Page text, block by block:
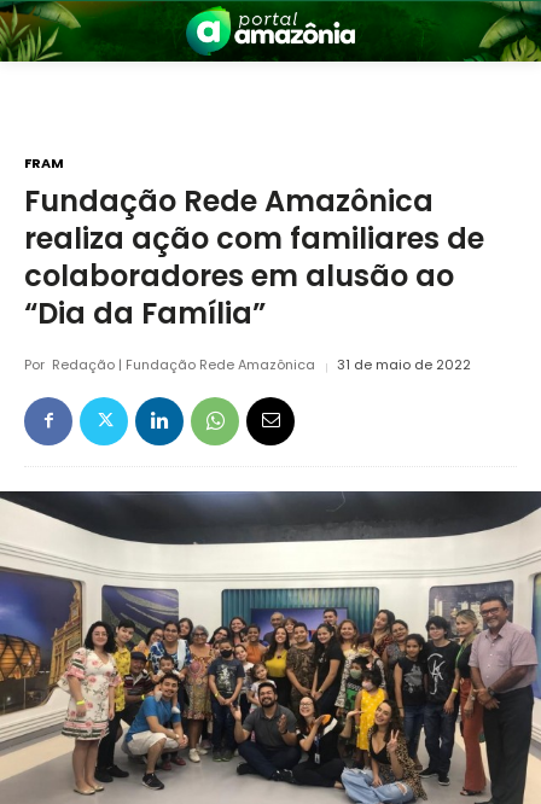
Amazônia
FRAM
Fundação Rede Amazônica
realiza ação com familiares de
colaboradores em alusão ao
“Dia da Família”
Por Redação | Fundação Rede Amazônica 31 de maio de 2022